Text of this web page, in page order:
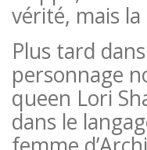
vérité, mais
Plus tard
personnage
queen Lori
dans le